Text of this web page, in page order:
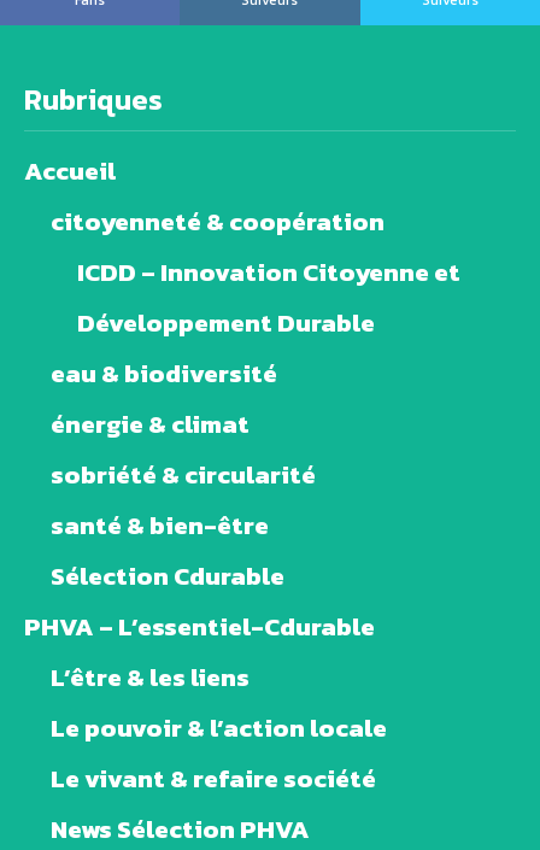
Rubriques
Accueil
citoyenneté & coopération
ICDD – Innovation Citoyenne et
Développement Durable
eau & biodiversité
énergie & climat
sobriété & circularité
santé & bien-être
Sélection Cdurable
PHVA – L’essentiel-Cdurable
L’être & les liens
Le pouvoir & l’action locale
Le vivant & refaire société
News Sélection PHVA